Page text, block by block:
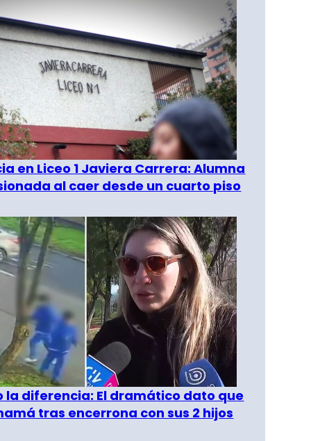
en Liceo 1 Javiera Carrera: Alumna
al caer desde un cuarto piso
la diferencia: El dramático dato que
tras encerrona con sus 2 hijos